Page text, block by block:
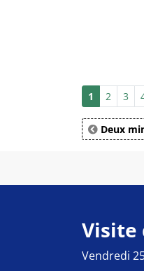
1 2 3
Deux
Visite
Vendredi